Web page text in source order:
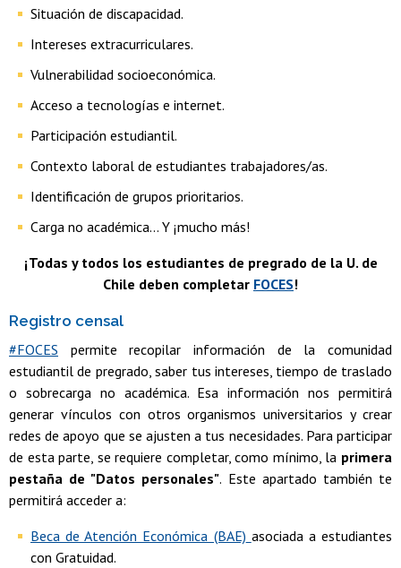
Situación de discapacidad.
Intereses extracurriculares.
Vulnerabilidad socioeconómica.
Acceso a tecnologías e internet.
Participación estudiantil.
Contexto laboral de estudiantes trabajadores/as.
Identificación de grupos prioritarios.
Carga no académica... Y ¡mucho más!
¡Todas y todos los estudiantes de pregrado de la U. de
Chile deben completar FOCES!
Registro censal
#FOCES permite recopilar información de la comunidad
estudiantil de pregrado, saber tus intereses, tiempo de traslado
o sobrecarga no académica. Esa información nos permitirá
generar vínculos con otros organismos universitarios y crear
redes de apoyo que se ajusten a tus necesidades. Para participar
de esta parte, se requiere completar, como mínimo, la primera
pestaña de "Datos personales". Este apartado también te
permitirá acceder a:
Beca de Atención Económica (BAE) asociada a estudiantes
con Gratuidad.